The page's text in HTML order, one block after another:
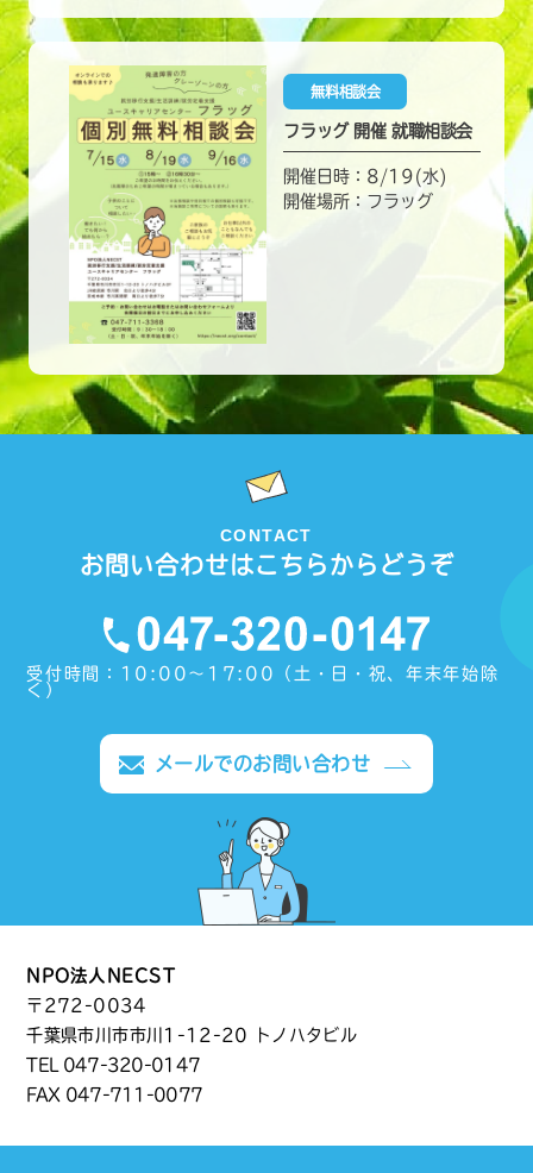
無料相談会
フラッグ 開催 就職相談会
開催日時：8/19(水)
開催場所：フラッグ
CONTACT
お問い合わせはこちらからどうぞ
受付時間：10:00〜17:00（土・日・祝、年末年始除
く）
メールでのお問い合わせ
NPO法人NECST
〒272-0034
千葉県市川市市川1-12-20 トノハタビル
TEL 047-320-0147
FAX 047-711-0077